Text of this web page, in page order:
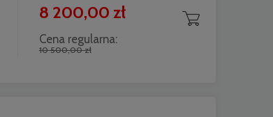
8 200,00 zł
Cena regularna:
10 500,00 zł